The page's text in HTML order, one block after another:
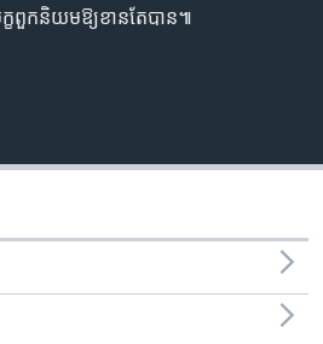
ខពួកនិយមឱ្យខានតែបាន៕